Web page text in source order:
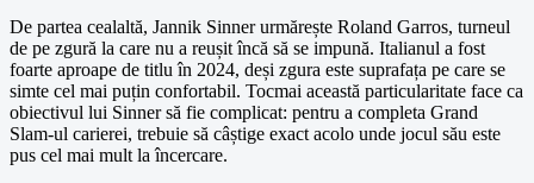
De partea cealaltă, Jannik Sinner urmărește Roland Garros, turneul
de pe zgură la care nu a reușit încă să se impună. Italianul a fost
foarte aproape de titlu în 2024, deși zgura este suprafața pe care se
simte cel mai puțin confortabil. Tocmai această particularitate face ca
obiectivul lui Sinner să fie complicat: pentru a completa Grand
Slam-ul carierei, trebuie să câștige exact acolo unde jocul său este
pus cel mai mult la încercare.